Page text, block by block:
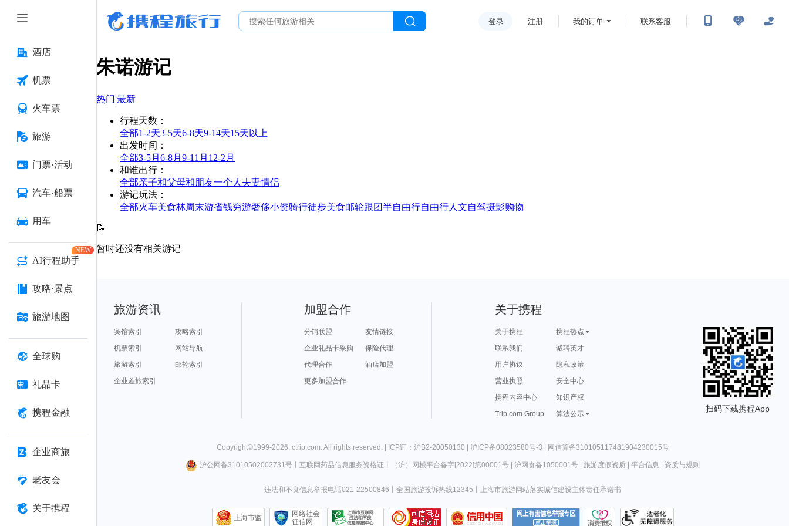
酒店
机票
火车票
旅游
门票·活动
汽车·船票
用车
AI行程助手
NEW
攻略·景点
旅游地图
全球购
礼品卡
携程金融
企业商旅
老友会
关于携程
登录 注册 我的订单 联系客服
朱诺游记
热门|最新
行程天数 ：
全部1-2天3-5天6-8天9-14天15天以上
出发时间 ：
全部3-5月 6-8月 9-11月 12-2月
和谁出行 ：
全部亲子和父母和朋友一个人 夫妻情侣
游记玩法 ：
全部火车美食林周末游省钱穷游奢侈小资骑行徒步美食邮轮跟团半自由行自由行人文自驾摄影购物
📝
暂时还没有相关游记
旅游资讯
宾馆索引
攻略索引
机票索引
网站导航
旅游索引
邮轮索引
企业差旅索引
加盟合作
分销联盟
友情链接
企业礼品卡采购
保险代理
代理合作
酒店加盟
更多加盟合作
关于携程
关于携程
携程热点
联系我们
诚聘英才
用户协议
隐私政策
营业执照
安全中心
携程内容中心
知识产权
Trip.com Group
算法公示
扫码下载携程App
Copyright©1999-2026, ctrip.com. All rights reserved. | ICP证：沪B2-20050130 | 沪ICP备08023580号-3 | 网信算备310105117481904230015号
沪公网备31010502002731号丨 互联网药品信息服务资格证 （沪）网械平台备字[2022]第00001号| 沪网食备1050001号| 旅游度假资质| 平台信息 资质与规则
违法和不良信息举报电话021-22500846 全国旅游投诉热线12345 上海市旅游网站落实诚信建设主体责任承诺书
上海市监
网络社会
征信网